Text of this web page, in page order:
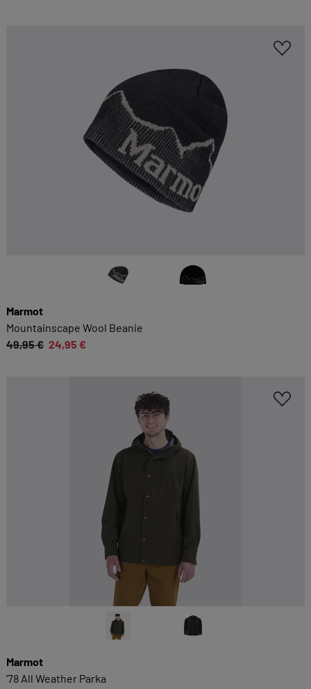
Marmot
Mountainscape Wool Beanie
49,95 € 24,95 €
Marmot
'78 All Weather Parka